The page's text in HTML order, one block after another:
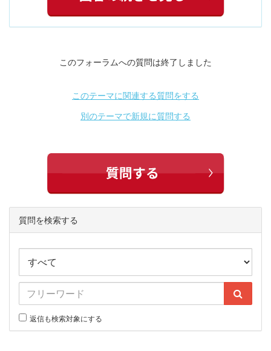
このフォーラムへの質問は終了しました
このテーマに関連する質問をする
別のテーマで新規に質問する
質問を検索する
返信も検索対象にする